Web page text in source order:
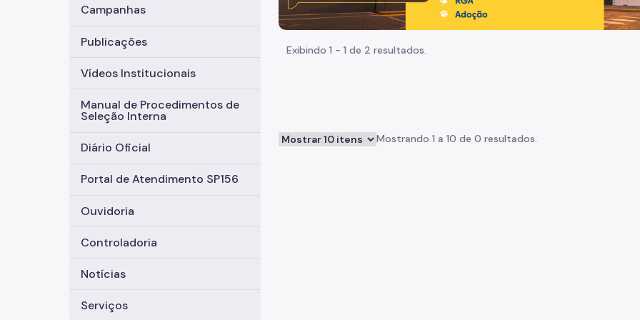
Campanhas
Publicações
Vídeos Institucionais
Manual de Procedimentos de
Seleção Interna
Diário Oficial
Portal de Atendimento SP156
Ouvidoria
Controladoria
Notícias
Serviços
Exibindo 1 - 1 de 2 resultados.
Mostrando 1 a 10 de 0 resultados.